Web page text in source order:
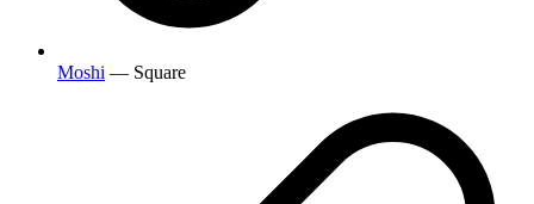
Moshi — Square